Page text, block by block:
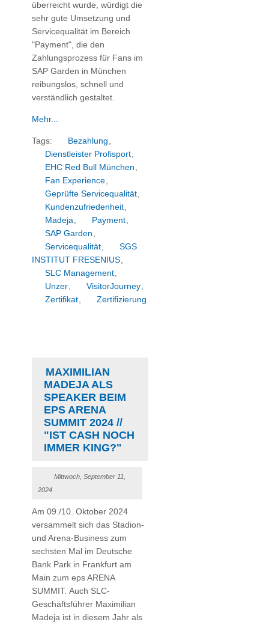
überreicht wurde, würdigt die
sehr gute Umsetzung und
Servicequalität im Bereich
"Payment", die den
Zahlungsprozess für Fans im
SAP Garden in München
reibungslos, schnell und
verständlich gestaltet.
Mehr...
Tags: Bezahlung
Dienstleister Profisport
EHC Red Bull München
Fan Experience
Geprüfte Servicequalität
Kundenzufriedenheit
Madeja
Payment
SAP Garden
Servicequalität
SGS
INSTITUT FRESENIUS
SLC Management
Unzer
VisitorJourney
Zertifikat
Zertifizierung
MAXIMILIAN
MADEJA ALS
SPEAKER BEIM
EPS ARENA
SUMMIT 2024 //
"IST CASH NOCH
IMMER KING?"
Mittwoch, September 11,
2024
Am 09./10. Oktober 2024
versammelt sich das Stadion-
und Arena-Business zum
sechsten Mal im Deutsche
Bank Park in Frankfurt am
Main zum eps ARENA
SUMMIT. Auch SLC-
Geschäftsführer Maximilian
Madeja ist in diesem Jahr als